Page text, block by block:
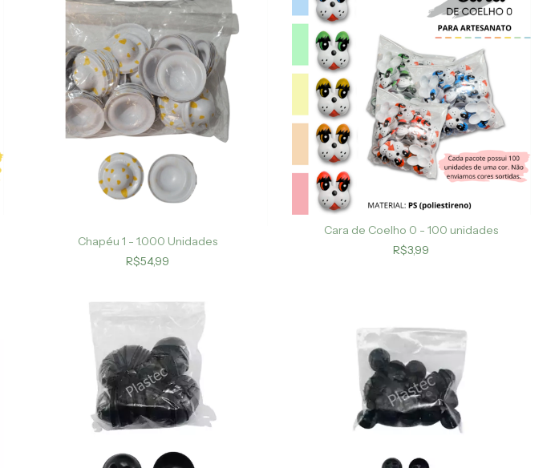
Chapéu 1 - 1.000 Unidades
R$54,99
Cara de Coelho 0 - 100 unidades
R$3,99